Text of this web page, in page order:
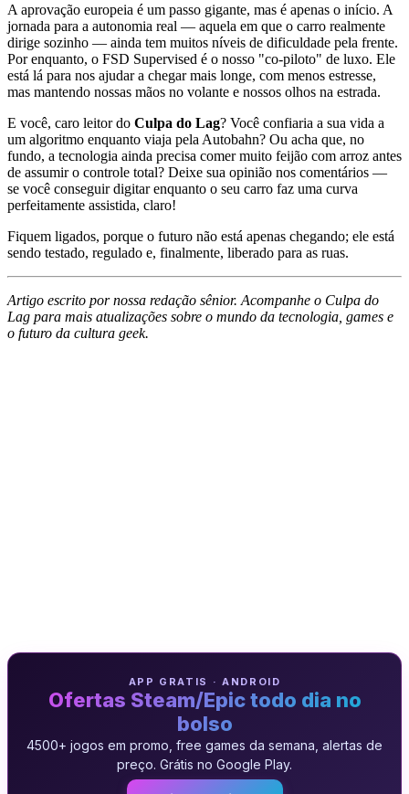
A aprovação europeia é um passo gigante, mas é apenas o início. A
jornada para a autonomia real — aquela em que o carro realmente
dirige sozinho — ainda tem muitos níveis de dificuldade pela frente.
Por enquanto, o FSD Supervised é o nosso "co-piloto" de luxo. Ele
está lá para nos ajudar a chegar mais longe, com menos estresse,
mas mantendo nossas mãos no volante e nossos olhos na estrada.
E você, caro leitor do Culpa do Lag? Você confiaria a sua vida a
um algoritmo enquanto viaja pela Autobahn? Ou acha que, no
fundo, a tecnologia ainda precisa comer muito feijão com arroz antes
de assumir o controle total? Deixe sua opinião nos comentários —
se você conseguir digitar enquanto o seu carro faz uma curva
perfeitamente assistida, claro!
Fiquem ligados, porque o futuro não está apenas chegando; ele está
sendo testado, regulado e, finalmente, liberado para as ruas.
Artigo escrito por nossa redação sênior. Acompanhe o Culpa do
Lag para mais atualizações sobre o mundo da tecnologia, games e
o futuro da cultura geek.
APP GRATIS · ANDROID
Ofertas Steam/Epic todo dia no
bolso
4500+ jogos em promo, free games da semana, alertas de
preço. Grátis no Google Play.